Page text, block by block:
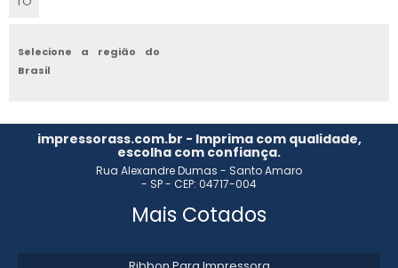
VISCOSIMETRO PARA TINTAS
VEDACOES PARA DOCTOR BLADE
VIDEO SCAN PARA FLEXOGRAFIA
Selecione a região do
Brasil
impressorass.com.br - Imprima com qualidade,
escolha com confiança.
Rua Alexandre Dumas - Santo Amaro
- SP - CEP: 04717-004
Mais Cotados